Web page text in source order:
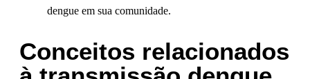
dengue em sua comunidade.
Conceitos relacionados